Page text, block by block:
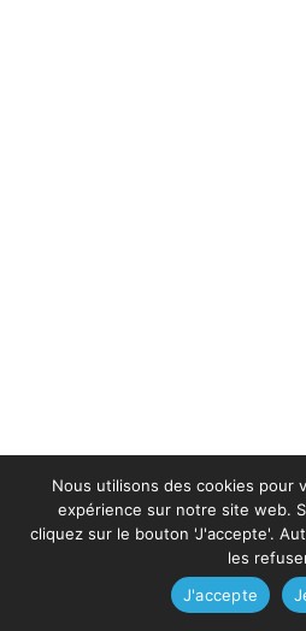
Nous utilisons des cookies pour
expérience sur notre site web.
cliquez sur le bouton 'J'accepte'.
les
J'accepte